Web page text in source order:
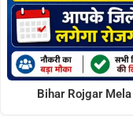
Bihar Rojgar